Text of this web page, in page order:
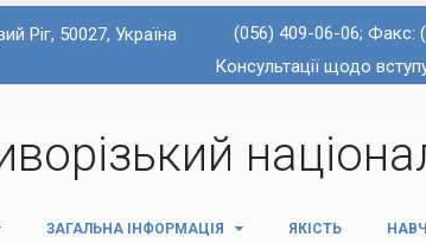
Ріг, 50027, Україна
(056) 409-06-06; Факс:
Консультації щодо
ЗАГАЛЬНА ІНФОРМАЦІЯ ЯКІСТЬ